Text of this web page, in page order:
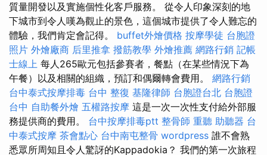
質量開發以及實施個性化客戶服務。 從令人印象深刻的地
下城市到令人嘆為觀止的景色，這個城市提供了令人難忘的
體驗，我們肯定會記得。 buffet外燴價格 按摩學徒 台胞證
照片 外燴廠商 后里推拿 撥筋教學 外燴推薦 網路行銷 記帳
士線上 每人265歐元包括參賽者，餐點（在某些情況下為
午餐）以及相關的組織，預訂和偶爾轉會費用。 網路行銷
台中泰式按摩排毒 台中 整復 基隆律師 台胞證台北 台胞證
台中 自助餐外燴 五權路按摩 這是一次一次性支付給外部服
務提供商的費用。 台中按摩排毒ptt 整骨師 重聽 助聽器 台
中泰式按摩 茶會點心 台中南屯整骨 wordpress 誰不會熟
悉眾所周知且令人驚訝的Kappadokia？ 我們的第一次旅程